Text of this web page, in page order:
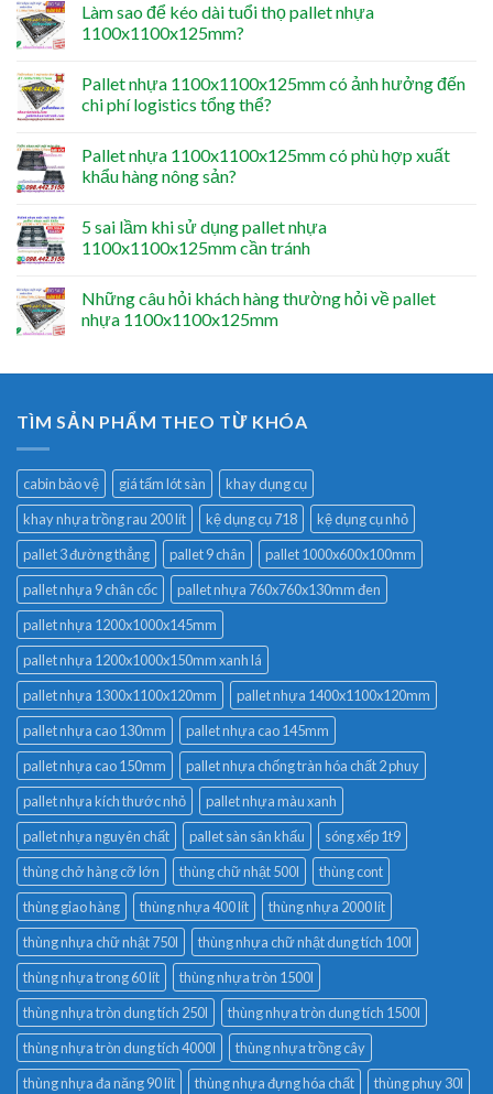
Làm sao để kéo dài tuổi thọ pallet nhựa
1100x1100x125mm?
Pallet nhựa 1100x1100x125mm có ảnh hưởng đến
chi phí logistics tổng thể?
Pallet nhựa 1100x1100x125mm có phù hợp xuất
khẩu hàng nông sản?
5 sai lầm khi sử dụng pallet nhựa
1100x1100x125mm cần tránh
Những câu hỏi khách hàng thường hỏi về pallet
nhựa 1100x1100x125mm
TÌM SẢN PHẨM THEO TỪ KHÓA
cabin bảo vệ giá tấm lót sàn
khay dụng cụ
khay nhựa trồng rau 200 lít
kệ dụng cụ 718
kệ dụng cụ nhỏ
pallet 3 đường thẳng
pallet 9 chân
pallet 1000x600x100mm
pallet nhựa 9 chân cốc
pallet nhựa 760x760x130mm đen
pallet nhựa 1200x1000x145mm
pallet nhựa 1200x1000x150mm xanh lá
pallet nhựa 1300x1100x120mm
pallet nhựa 1400x1100x120mm
pallet nhựa cao 130mm
pallet nhựa cao 145mm
pallet nhựa cao 150mm
pallet nhựa chống tràn hóa chất 2 phuy
pallet nhựa kích thước nhỏ
pallet nhựa màu xanh
pallet nhựa nguyên chất
pallet sàn sân khấu
sóng xếp 1t9
thùng chở hàng cỡ lớn
thùng chữ nhật 500l
thùng cont
thùng giao hàng
thùng nhựa 400 lít
thùng nhựa 2000 lít
thùng nhựa chữ nhật 750l
thùng nhựa chữ nhật dung tích 100l
thùng nhựa trong 60 lít
thùng nhựa tròn 1500l
thùng nhựa tròn dung tích 250l
thùng nhựa tròn dung tích 1500l
thùng nhựa tròn dung tích 4000l
thùng nhựa trồng cây
thùng nhựa đa năng 90 lít
thùng nhựa đựng hóa chất
thùng phuy 30l